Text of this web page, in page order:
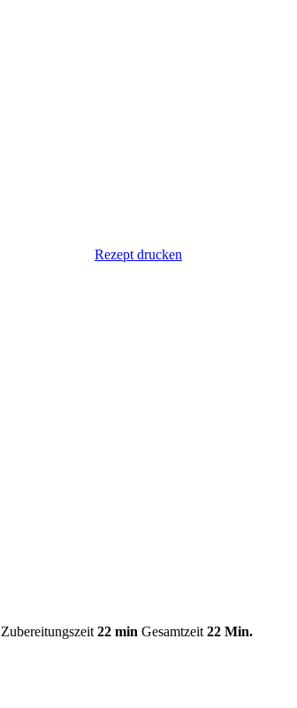
Rezept drucken
Zubereitungszeit 22 min Gesamtzeit 22 Min.